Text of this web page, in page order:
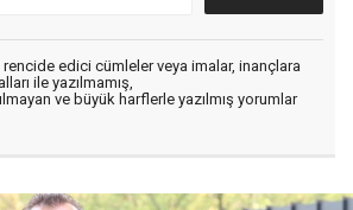
edici cümleler veya imalar, inançlara
ile yazılmamış,
ve büyük harflerle yazılmış yorumlar